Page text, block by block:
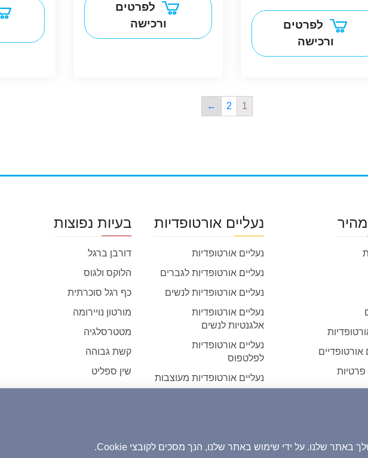
לפרטים
ורכישה
לפרטים
ורכישה
1
2
←
מהיר
אורטופדיים
פרטיות
נעליים אורטופדיות
נעליים אורטופדיות
נעליים אורטופדיות לגברים
נעליים אורטופדיות לנשים
נעליים אורטופדיות
אלגנטיות לנשים
נעליים אורטופדיות
לפלטפוס
נעליים אורטופדיות מעוצבות
בעיות נפוצות
דורבן ברגל
הלוקס ולגוס
כף רגל סוכרתית
מורטון נויירומה
מטטרסלגיה
קשת גבוהה
שין ספליט